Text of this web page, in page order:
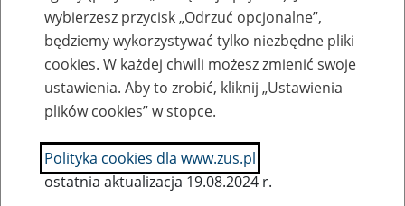
Nazwa zakładu pracy:
SZUKAJ
wybierzesz przycisk „Odrzuć opcjonalne”,
będziemy wykorzystywać tylko niezbędne pliki
cookies. W każdej chwili możesz zmienić swoje
ustawienia. Aby to zrobić, kliknij „Ustawienia
plików cookies” w stopce.
Polityka cookies dla www.zus.pl
ostatnia aktualizacja 19.08.2024 r.